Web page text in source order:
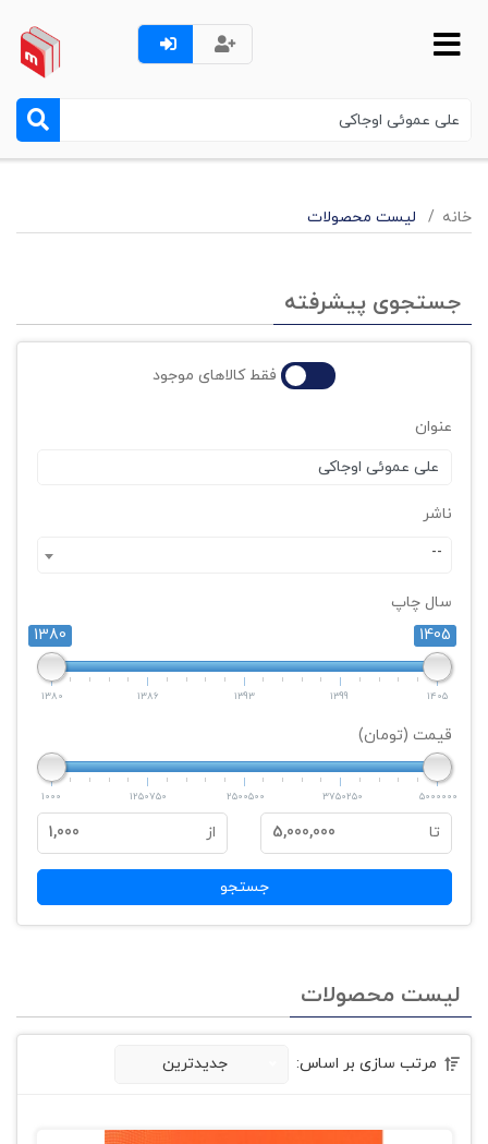
خانه لیست محصولات
جستجوی پیشرفته
فقط کالاهای موجود
عنوان
ناشر
--
سال چاپ
1380
1405
1380 1386 1393 1399 1405
قیمت (تومان)
1000 1250750 2500500 3750250 5000000
تا 5,000,000 از 1,000
جستجو
لیست محصولات
مرتب سازی بر اساس: جدیدترین